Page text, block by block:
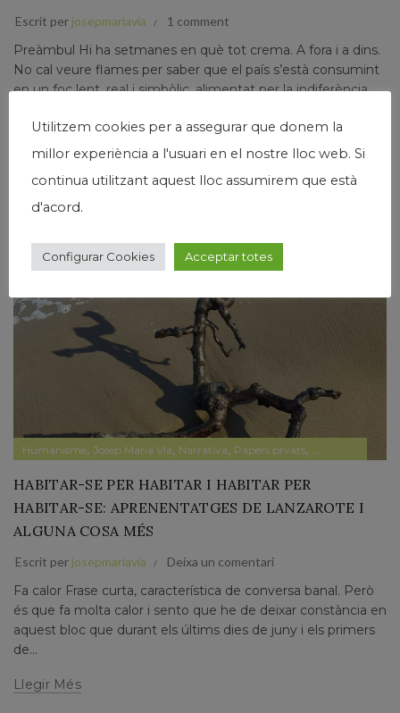
Escrit per josepmariavia 1 comment
Preàmbul Hi ha setmanes en què tot crema. A fora i a dins.
No cal veure flames per saber que el país s’està consumint
en un foc lent, real i simbòlic, alimentat per la indiferència,...
Llegir Més
04
Humanisme, Josep Maria Via, Narrativa, Papers prvats, Pensament
HABITAR-SE PER HABITAR I HABITAR PER
HABITAR-SE: APRENENTATGES DE LANZAROTE I
ALGUNA COSA MÉS
Escrit per josepmariavia Deixa un comentari
Fa calor Frase curta, característica de conversa banal. Però
és que fa molta calor i sento que he de deixar constància en
aquest bloc que durant els últims dies de juny i els primers
de...
Llegir Més
Utilitzem cookies per a assegurar que donem la
millor experiència a l'usuari en el nostre lloc web. Si
continua utilitzant aquest lloc assumirem que està
d'acord.
Configurar Cookies Acceptar totes